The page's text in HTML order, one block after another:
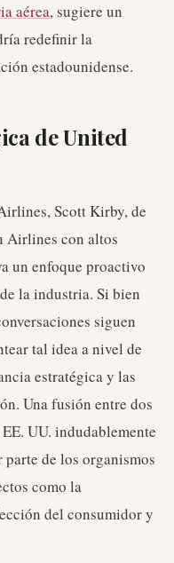
aérea, sugiere un
redefinir la
estadounidense.
de United
Scott Kirby, de
Airlines con altos
un enfoque proactivo
la industria. Si bien
siguen
tal idea a nivel de
estratégica y las
Una fusión entre dos
UU. indudablemente
de los organismos
como la
del consumidor y